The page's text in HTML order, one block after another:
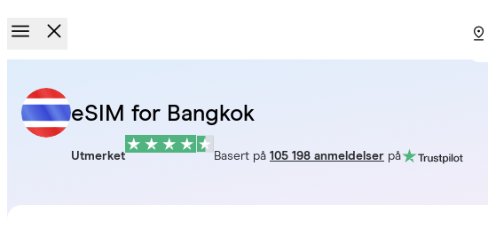
eSIM for Bangkok
Utmerket Basert på 105 198 anmeldelser på